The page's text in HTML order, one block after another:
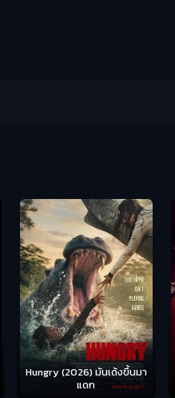
Hungry (2026) มันเด้งขึ้นมา
แดก